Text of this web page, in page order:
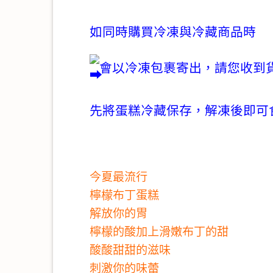
如同時購買冷凍與冷藏商品時
會以冷凍包裹寄出，請您收到
先將蛋糕冷藏保存，解凍後即可
今夏最流行
檸檬布丁蛋糕
解放你的胃
檸檬的酸加上滑嫩布丁的甜
酸酸甜甜的滋味
刺激你的味蕾